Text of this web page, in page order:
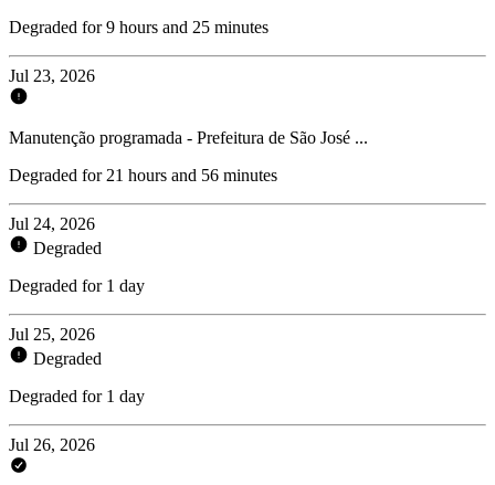
Degraded for 9 hours and 25 minutes
Jul 23, 2026
Manutenção programada - Prefeitura de São José ...
Degraded for 21 hours and 56 minutes
Jul 24, 2026
Degraded
Degraded for 1 day
Jul 25, 2026
Degraded
Degraded for 1 day
Jul 26, 2026